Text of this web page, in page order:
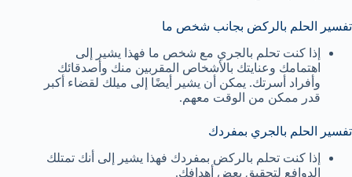
تفسير الحلم بالركض بجانب شخص ما
إذا كنت تحلم بالجري مع شخص ما فهذا يشير إلى
اهتمامك وعنايتك بالأشخاص المقربين منك وأصدقائك
وأفراد أسرتك. يمكن أن يشير أيضًا إلى ميلك لقضاء أكبر
قدر ممكن من الوقت معهم.
تفسير الحلم بالجري بمفردك
إذا كنت تحلم بالركض بمفردك فهذا يشير إلى أنك تمتلك
الدوافع لتحقيق بعض أهدافك.